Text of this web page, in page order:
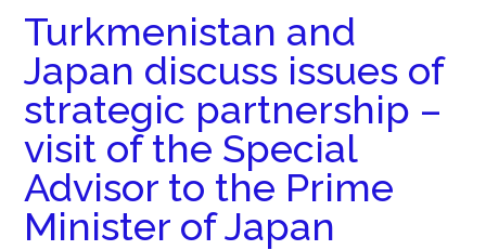
Turkmenistan and
Japan discuss issues of
strategic partnership –
visit of the Special
Advisor to the Prime
Minister of Japan